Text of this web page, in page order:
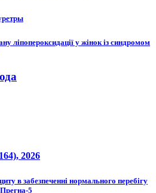
ліпопероксидації у жінок із синдромом
, 2026
в забезпеченні нормального перебігу
5